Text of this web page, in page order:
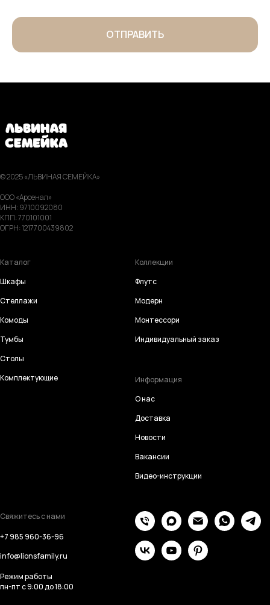
ОТПРАВИТЬ
© 2025 «ЛЬВИНАЯ СЕМЕЙКА»
ООО «Арсенал»
ИНН: 9710092080
КПП: 770101001
ОГРН: 1217700439802
Каталог
Шкафы
Стеллажи
Комоды
Тумбы
Столы
Комплектующие
Коллекции
Флутс
Модерн
Монтессори
Индивидуальный заказ
Информация
О нас
Доставка
Новости
Вакансии
Видео-инструкции
Свяжитесь с нами
+7 985 960-36-96
info@lionsfamily.ru
Режим работы
пн-пт с 9:00 до 18:00